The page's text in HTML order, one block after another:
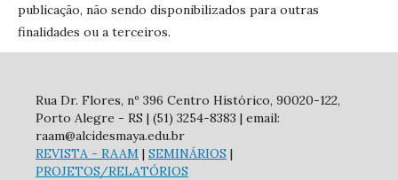
publicação, não sendo disponibilizados para outras
finalidades ou a terceiros.
Rua Dr. Flores, nº 396 Centro Histórico, 90020-122,
Porto Alegre - RS | (51) 3254-8383 | email:
raam@alcidesmaya.edu.br
REVISTA - RAAM | SEMINÁRIOS |
PROJETOS/RELATÓRIOS